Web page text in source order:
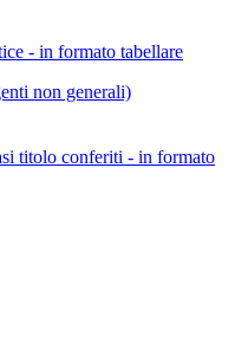
- in formato tabellare
non generali)
titolo conferiti - in formato